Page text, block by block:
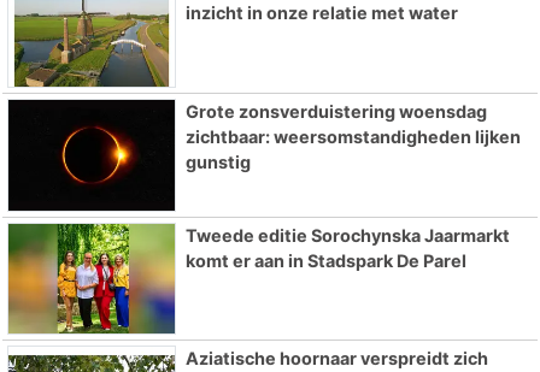
inzicht in onze relatie met water
Grote zonsverduistering woensdag
zichtbaar: weersomstandigheden lijken
gunstig
Tweede editie Sorochynska Jaarmarkt
komt er aan in Stadspark De Parel
Aziatische hoornaar verspreidt zich